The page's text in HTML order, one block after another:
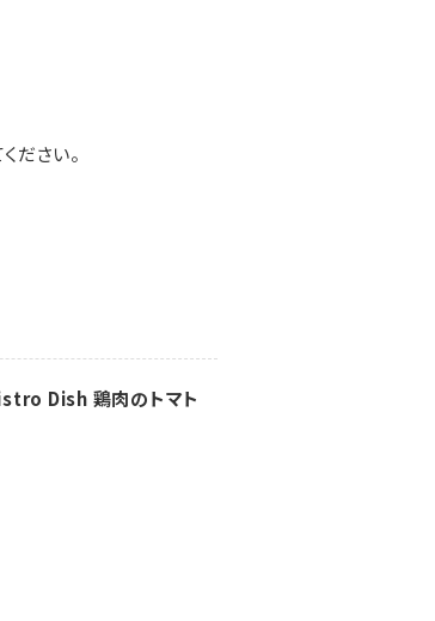
ださい。
Dish 鶏肉のトマト